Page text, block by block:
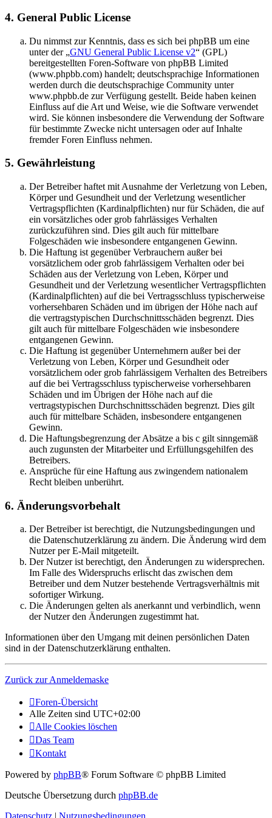
4. General Public License
Du nimmst zur Kenntnis, dass es sich bei phpBB um eine
unter der „GNU General Public License v2“ (GPL)
bereitgestellten Foren-Software von phpBB Limited
(www.phpbb.com) handelt; deutschsprachige Informationen
werden durch die deutschsprachige Community unter
www.phpbb.de zur Verfügung gestellt. Beide haben keinen
Einfluss auf die Art und Weise, wie die Software verwendet
wird. Sie können insbesondere die Verwendung der Software
für bestimmte Zwecke nicht untersagen oder auf Inhalte
fremder Foren Einfluss nehmen.
5. Gewährleistung
Der Betreiber haftet mit Ausnahme der Verletzung von Leben,
Körper und Gesundheit und der Verletzung wesentlicher
Vertragspflichten (Kardinalpflichten) nur für Schäden, die auf
ein vorsätzliches oder grob fahrlässiges Verhalten
zurückzuführen sind. Dies gilt auch für mittelbare
Folgeschäden wie insbesondere entgangenen Gewinn.
Die Haftung ist gegenüber Verbrauchern außer bei
vorsätzlichem oder grob fahrlässigem Verhalten oder bei
Schäden aus der Verletzung von Leben, Körper und
Gesundheit und der Verletzung wesentlicher Vertragspflichten
(Kardinalpflichten) auf die bei Vertragsschluss typischerweise
vorhersehbaren Schäden und im übrigen der Höhe nach auf
die vertragstypischen Durchschnittsschäden begrenzt. Dies
gilt auch für mittelbare Folgeschäden wie insbesondere
entgangenen Gewinn.
Die Haftung ist gegenüber Unternehmern außer bei der
Verletzung von Leben, Körper und Gesundheit oder
vorsätzlichem oder grob fahrlässigem Verhalten des Betreibers
auf die bei Vertragsschluss typischerweise vorhersehbaren
Schäden und im Übrigen der Höhe nach auf die
vertragstypischen Durchschnittsschäden begrenzt. Dies gilt
auch für mittelbare Schäden, insbesondere entgangenen
Gewinn.
Die Haftungsbegrenzung der Absätze a bis c gilt sinngemäß
auch zugunsten der Mitarbeiter und Erfüllungsgehilfen des
Betreibers.
Ansprüche für eine Haftung aus zwingendem nationalem
Recht bleiben unberührt.
6. Änderungsvorbehalt
Der Betreiber ist berechtigt, die Nutzungsbedingungen und
die Datenschutzerklärung zu ändern. Die Änderung wird dem
Nutzer per E-Mail mitgeteilt.
Der Nutzer ist berechtigt, den Änderungen zu widersprechen.
Im Falle des Widerspruchs erlischt das zwischen dem
Betreiber und dem Nutzer bestehende Vertragsverhältnis mit
sofortiger Wirkung.
Die Änderungen gelten als anerkannt und verbindlich, wenn
der Nutzer den Änderungen zugestimmt hat.
Informationen über den Umgang mit deinen persönlichen Daten
sind in der Datenschutzerklärung enthalten.
Zurück zur Anmeldemaske
Foren-Übersicht
Alle Zeiten sind UTC+02:00
Alle Cookies löschen
Das Team
Kontakt
Powered by phpBB® Forum Software © phpBB Limited
Deutsche Übersetzung durch phpBB.de